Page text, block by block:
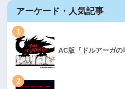
アーケード・人気記事
1
AC版『ドルアーガ
2